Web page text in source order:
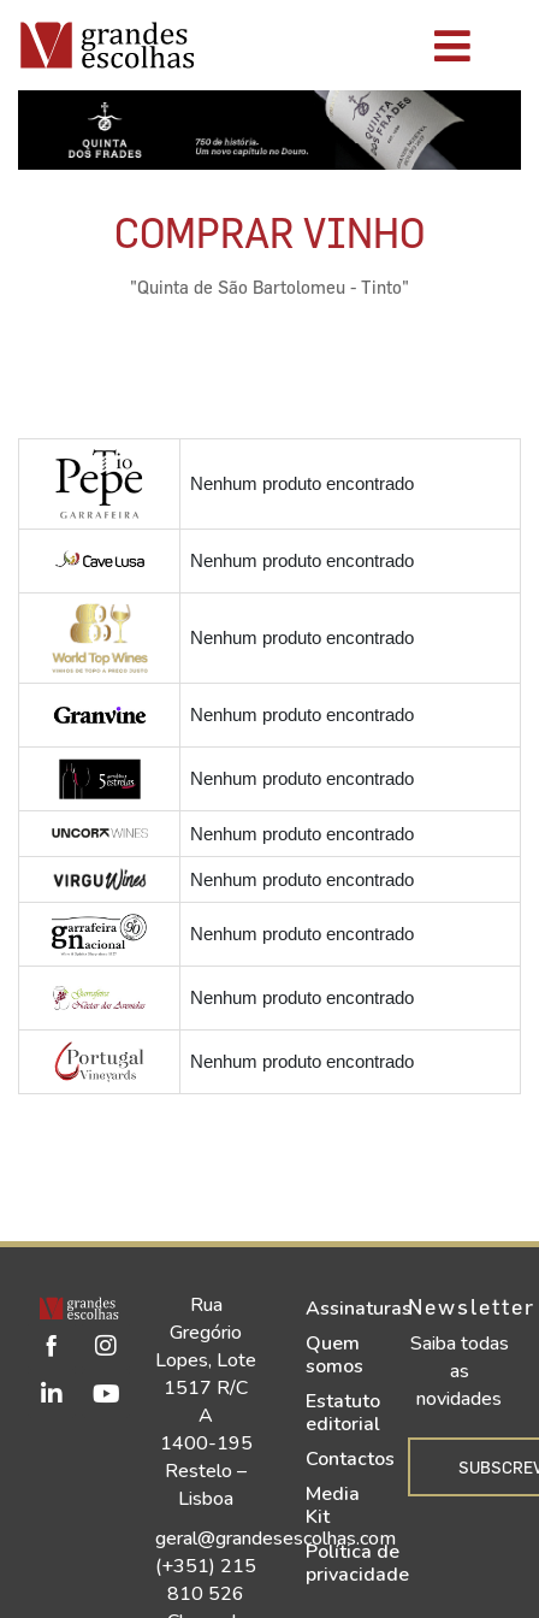
COMPRAR VINHO
"Quinta de São Bartolomeu - Tinto"
Nenhum produto encontrado
Nenhum produto encontrado
Nenhum produto encontrado
Nenhum produto encontrado
Nenhum produto encontrado
Nenhum produto encontrado
Nenhum produto encontrado
Nenhum produto encontrado
Nenhum produto encontrado
Nenhum produto encontrado
Rua
Gregório
Lopes, Lote
1517 R/C
A
1400-195
Restelo –
Lisboa
geral@grandesescolhas.com
(+351) 215
810 526
Assinaturas
Quem
somos
Estatuto
editorial
Contactos
Media
Kit
Política de
privacidade
Newsletter
Saiba todas
as
novidades